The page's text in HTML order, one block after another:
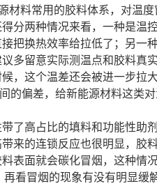
料常用的胶料体系，对温
分两种情况来看，一种是温
把换热效率给拉低了；另一
多留意实际测温点和胶料真
，这个温差还会被进一步拉
的偏差，给新能源材料这类
了高占比的填料和功能性助
来的连锁反应也很明显，胶
表面就会碳化冒烟，这种情
看冒烟的现象有没有明显